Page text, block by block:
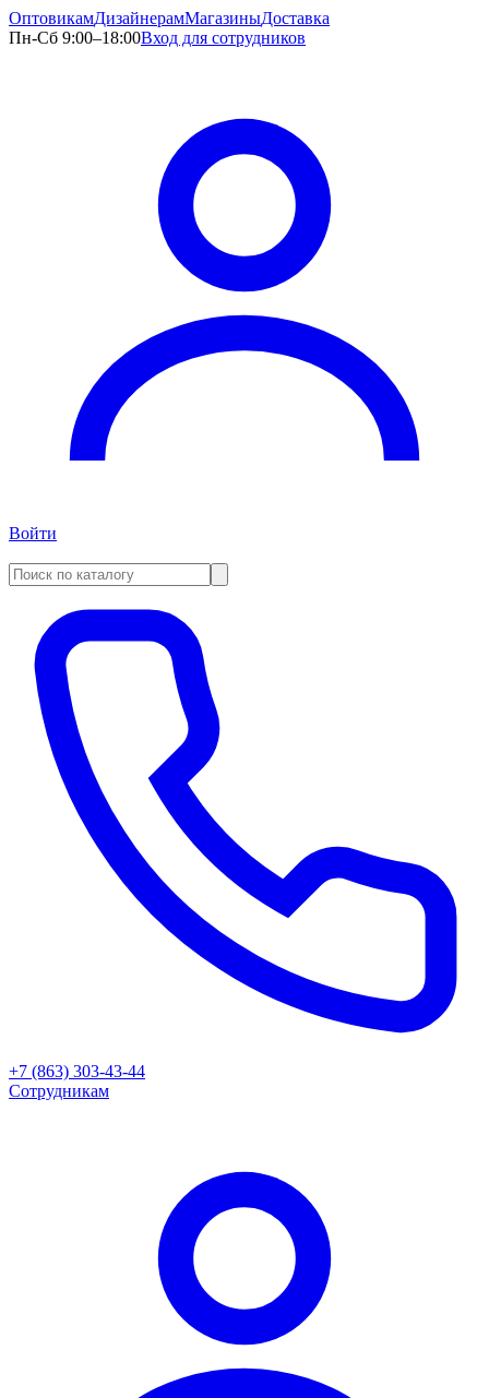
ОптовикамДизайнерамМагазиныДоставка
Пн-Сб 9:00–18:00Вход для сотрудников
Войти
+7 (863) 303-43-44
Сотрудникам